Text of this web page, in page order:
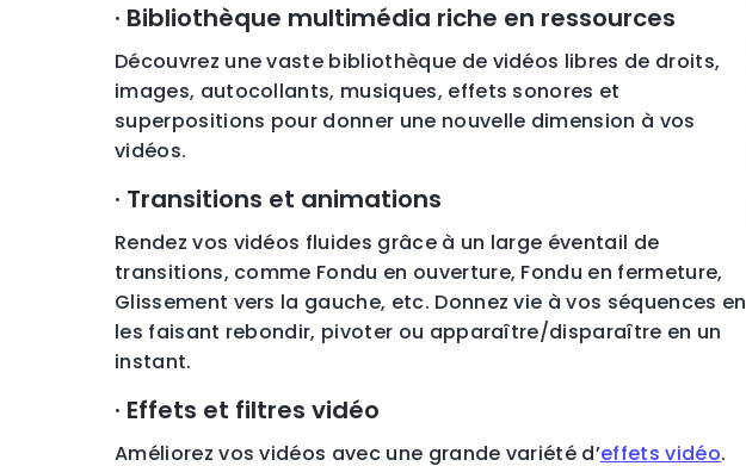
· Bibliothèque multimédia riche en ressources
Découvrez une vaste bibliothèque de vidéos libres de droits,
images, autocollants, musiques, effets sonores et
superpositions pour donner une nouvelle dimension à vos
vidéos.
· Transitions et animations
Rendez vos vidéos fluides grâce à un large éventail de
transitions, comme Fondu en ouverture, Fondu en fermeture,
Glissement vers la gauche, etc. Donnez vie à vos séquences en
les faisant rebondir, pivoter ou apparaître/disparaître en un
instant.
· Effets et filtres vidéo
Améliorez vos vidéos avec une grande variété d’effets vidéo.